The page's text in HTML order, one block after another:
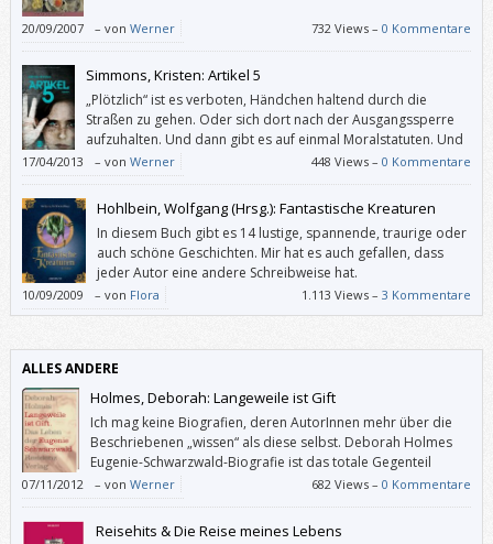
20/09/2007 – von Werner 732 Views –0 Kommentare
Simmons, Kristen: Artikel 5
„Plötzlich“ ist es verboten, Händchen haltend durch die
Straßen zu gehen. Oder sich dort nach der Ausgangssperre
aufzuhalten. Und dann gibt es auf einmal Moralstatuten. Und
eine Polizei mit mehr Befugnissen. Schließlich verschwinden
Menschen. Die werden schon etwas angestellt haben. Wer rechnet denn
damit, dass es auch eine/n selbst treffen könnte?
17/04/2013 – von Werner 448 Views –0 Kommentare
Hohlbein, Wolfgang (Hrsg.): Fantastische Kreaturen
In diesem Buch gibt es 14 lustige, spannende, traurige oder
auch schöne Geschichten. Mir hat es auch gefallen, dass
jeder Autor eine andere Schreibweise hat.
10/09/2009 – von Flora 1.113 Views –3 Kommentare
ALLES ANDERE
Holmes, Deborah: Langeweile ist Gift
Ich mag keine Biografien, deren AutorInnen mehr über die
Beschriebenen „wissen“ als diese selbst. Deborah Holmes
Eugenie-Schwarzwald-Biografie ist das totale Gegenteil
davon.
07/11/2012 – von Werner 682 Views –0 Kommentare
Reisehits & Die Reise meines Lebens